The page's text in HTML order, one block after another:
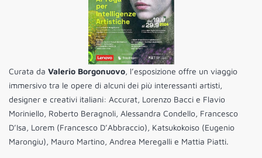
Curata da Valerio Borgonuovo, l’esposizione offre un viaggio
immersivo tra le opere di alcuni dei più interessanti artisti,
designer e creativi italiani: Accurat, Lorenzo Bacci e Flavio
Moriniello, Roberto Beragnoli, Alessandra Condello, Francesco
D’Isa, Lorem (Francesco D’Abbraccio), Katsukokoiso (Eugenio
Marongiu), Mauro Martino, Andrea Meregalli e Mattia Piatti.